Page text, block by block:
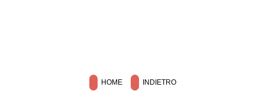
HOME INDIETRO